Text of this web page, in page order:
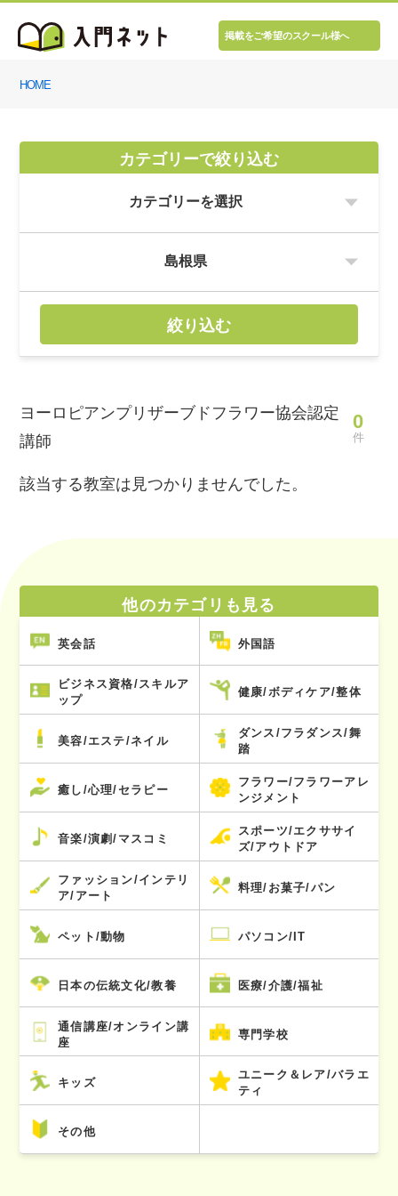
掲載をご希望のスクール様へ
HOME
カテゴリーで絞り込む
絞り込む
ヨーロピアンプリザーブドフラワー協会認定
講師
0
件
該当する教室は見つかりませんでした。
他のカテゴリも見る
英会話 外国語
ビジネス資格/スキルア
ップ
健康/ボディケア/整体
美容/エステ/ネイル
ダンス/フラダンス/舞
踏
癒し/心理/セラピー
フラワー/フラワーアレ
ンジメント
音楽/演劇/マスコミ
スポーツ/エクササイ
ズ/アウトドア
ファッション/インテリ
ア/アート
料理/お菓子/パン
ペット/動物 パソコン/IT
日本の伝統文化/教養 医療/介護/福祉
通信講座/オンライン講
座
専門学校
キッズ
ユニーク＆レア/バラエ
ティ
その他